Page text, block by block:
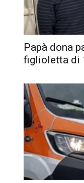
Papà dona
figlioletta di